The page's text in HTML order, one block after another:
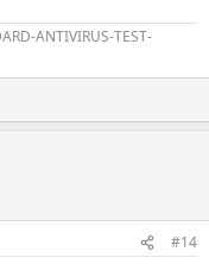
i
m
m
ANTIVIRUS-TEST-
e
t
#14